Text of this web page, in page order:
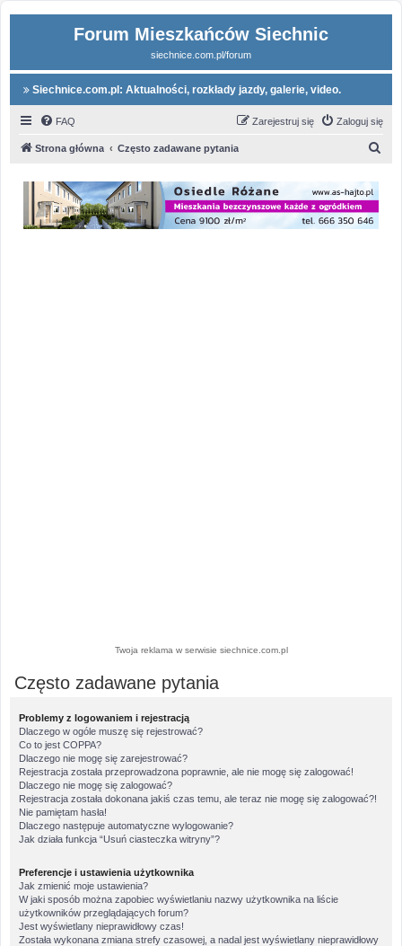
Forum Mieszkańców Siechnic
siechnice.com.pl/forum
Siechnice.com.pl: Aktualności, rozkłady jazdy, galerie, video.
FAQ Zaloguj się
Zarejestruj się
Strona główna Często zadawane pytania
Twoja reklama w serwisie siechnice.com.pl
Często zadawane pytania
Problemy z logowaniem i rejestracją
Dlaczego w ogóle muszę się rejestrować?
Co to jest COPPA?
Dlaczego nie mogę się zarejestrować?
Rejestracja została przeprowadzona poprawnie, ale nie mogę się zalogować!
Dlaczego nie mogę się zalogować?
Rejestracja została dokonana jakiś czas temu, ale teraz nie mogę się zalogować?!
Nie pamiętam hasła!
Dlaczego następuje automatyczne wylogowanie?
Jak działa funkcja “Usuń ciasteczka witryny”?
Preferencje i ustawienia użytkownika
Jak zmienić moje ustawienia?
W jaki sposób można zapobiec wyświetlaniu nazwy użytkownika na liście
użytkowników przeglądających forum?
Jest wyświetlany nieprawidłowy czas!
Została wykonana zmiana strefy czasowej, a nadal jest wyświetlany nieprawidłowy